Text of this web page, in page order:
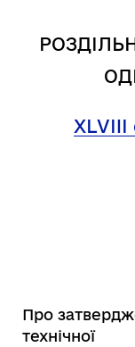
XLVIII
Про
технічної